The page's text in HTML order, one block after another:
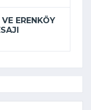
ERENKÖY